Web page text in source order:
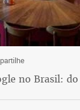
no Brasil: